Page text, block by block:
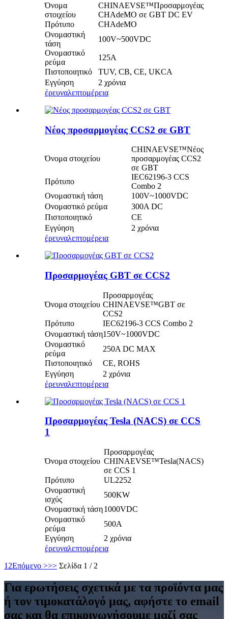
Όνομα
στοιχείου
CHINAEVSE™️Προσαρμογέας
CHAdeMO σε GBT DC EV
Πρότυπο
CHAdeMO
Ονομαστική
τάση
100V~500VDC
Ονομαστικό
ρεύμα
125Α
Πιστοποιητικό
TUV, CB, CE, UKCA
Εγγύηση
2 χρόνια
έρευναλεπτομέρεια
Νέος προσαρμογέας CCS2 σε GBT
Όνομα στοιχείου
CHINAEVSE™️Νέος
προσαρμογέας CCS2
σε GBT
Πρότυπο
IEC62196-3 CCS
Combo 2
Ονομαστική τάση
100V~1000VDC
Ονομαστικό ρεύμα
300A DC
Πιστοποιητικό
CE
Εγγύηση
2 χρόνια
έρευναλεπτομέρεια
Προσαρμογέας GBT σε CCS2
Όνομα στοιχείου
Προσαρμογέας
CHINAEVSE™️GBT σε
CCS2
Πρότυπο
IEC62196-3 CCS Combo 2
Ονομαστική τάση150V~1000VDC
Ονομαστικό
ρεύμα
250A DC MAX
Πιστοποιητικό
CE, ROHS
Εγγύηση
2 χρόνια
έρευναλεπτομέρεια
Προσαρμογέας Tesla (NACS) σε CCS
1
Όνομα στοιχείου
Προσαρμογέας
CHINAEVSE™️Tesla(NACS)
σε CCS 1
Πρότυπο
UL2252
Ονομαστική
ισχύς
500KW
Ονομαστική τάση1000VDC
Ονομαστικό
ρεύμα
500Α
Εγγύηση
2 χρόνια
έρευναλεπτομέρεια
1 2Επόμενο >>> Σελίδα 1 / 2
Για ερωτήσεις σχετικά με τα προϊόντα μας
ή τον τιμοκατάλογό μας, αφήστε το email
σας και θα επικοινωνήσουμε μαζί σας